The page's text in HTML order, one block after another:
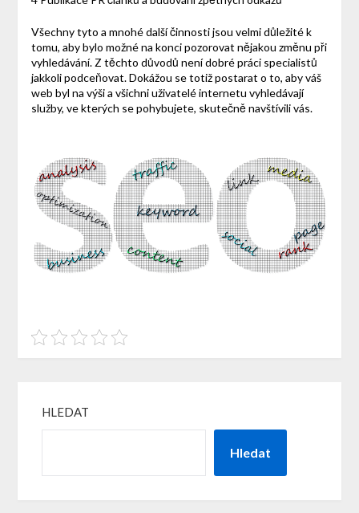
Všechny tyto a mnohé další činnosti jsou velmi důležité k
tomu, aby bylo možné na konci pozorovat nějakou změnu při
vyhledávání. Z těchto důvodů není dobré práci specialistů
jakkoli podceňovat. Dokážou se totiž postarat o to, aby váš
web byl na výši a všichni uživatelé internetu vyhledávají
služby, ve kterých se pohybujete, skutečně navštívili vás.
HLEDAT
Hledat